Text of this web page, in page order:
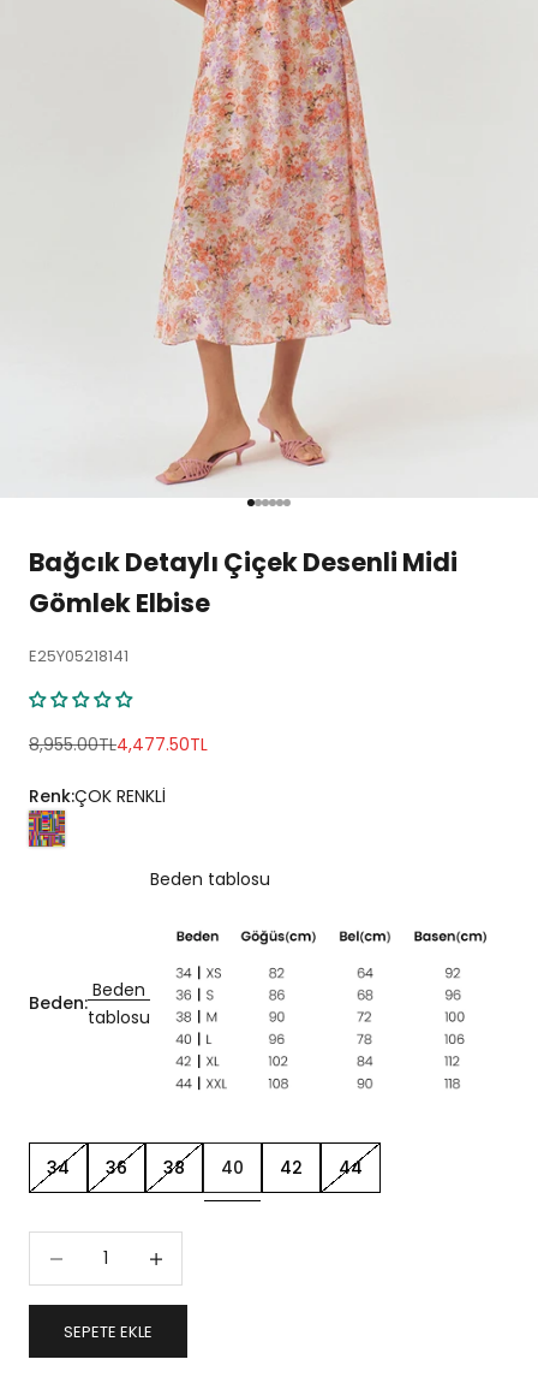
1 ögesine git
2 ögesine git
3 ögesine git
4 ögesine git
5 ögesine git
6 ögesine git
Bağcık Detaylı Çiçek Desenli Midi
Gömlek Elbise
E25Y05218141
Normal fiyat
8,955.00TLİndirimli fiyat
4,477.50TL
Renk:ÇOK RENKLİ
Beden:
Beden
tablosu
Beden tablosu
34 36 38 40 42 44
Miktarı azalt
SEPETE EKLE